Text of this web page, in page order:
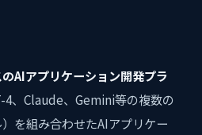
AIアプリケーション開発プラ
4、Claude、Gemini等の複数の
を組み合わせたAIアプリケー